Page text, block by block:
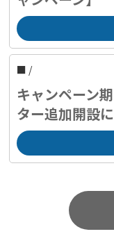
■ /
キャンペーン
ター追加開設